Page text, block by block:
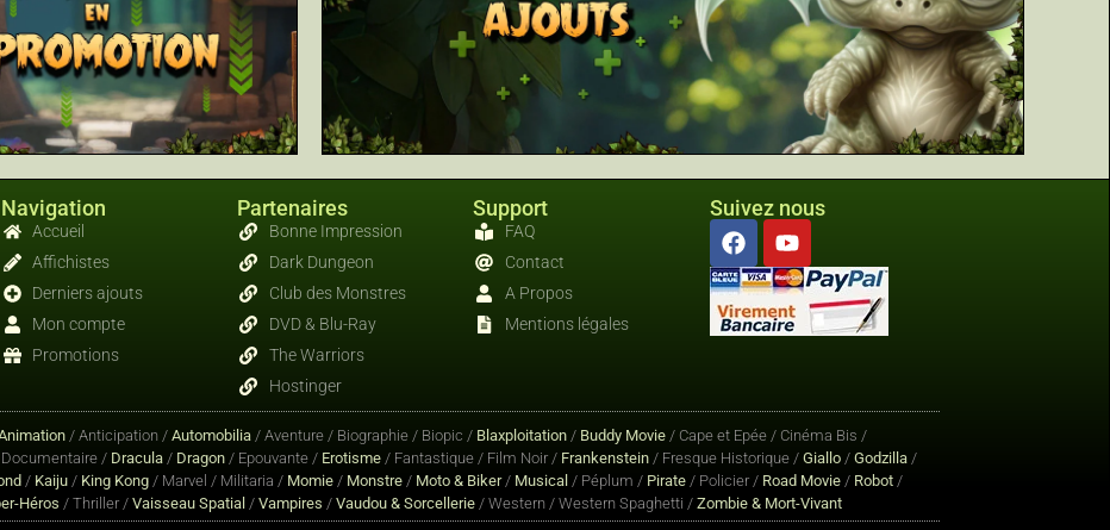
Navigation
Accueil
Affichistes
Derniers ajouts
Mon compte
Promotions
Partenaires
Bonne Impression
Dark Dungeon
Club des Monstres
DVD & Blu-Ray
The Warriors
Hostinger
Support
FAQ
Contact
A Propos
Mentions légales
Suivez nous
/ Anticipation / Automobilia / Aventure / Biographie / Biopic / Blaxploitation / Buddy Movie / Cape et Epée / Cinéma Bis /
/ Dracula / Dragon / Epouvante / Erotisme / Fantastique / Film Noir / Frankenstein / Fresque Historique / Giallo / Godzilla /
/ Kaiju / King Kong / Marvel / Militaria / Momie / Monstre / Moto & Biker/ Musical / Péplum / Pirate / Policier / Road Movie / Robot /
Héros / Thriller / Vaisseau Spatial / Vampires / Vaudou & Sorcellerie / Western / Western Spaghetti / Zombie & Mort-Vivant